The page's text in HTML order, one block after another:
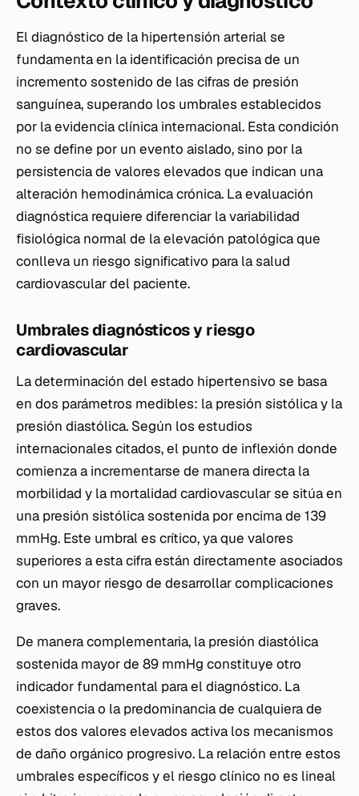
El diagnóstico de la hipertensión arterial se
fundamenta en la identificación precisa de un
incremento sostenido de las cifras de presión
sanguínea, superando los umbrales establecidos
por la evidencia clínica internacional. Esta condición
no se define por un evento aislado, sino por la
persistencia de valores elevados que indican una
alteración hemodinámica crónica. La evaluación
diagnóstica requiere diferenciar la variabilidad
fisiológica normal de la elevación patológica que
conlleva un riesgo significativo para la salud
cardiovascular del paciente.
Umbrales diagnósticos y riesgo
cardiovascular
La determinación del estado hipertensivo se basa
en dos parámetros medibles: la presión sistólica y la
presión diastólica. Según los estudios
internacionales citados, el punto de inflexión donde
comienza a incrementarse de manera directa la
morbilidad y la mortalidad cardiovascular se sitúa en
una presión sistólica sostenida por encima de 139
mmHg. Este umbral es crítico, ya que valores
superiores a esta cifra están directamente asociados
con un mayor riesgo de desarrollar complicaciones
graves.
De manera complementaria, la presión diastólica
sostenida mayor de 89 mmHg constituye otro
indicador fundamental para el diagnóstico. La
coexistencia o la predominancia de cualquiera de
estos dos valores elevados activa los mecanismos
de daño orgánico progresivo. La relación entre estos
umbrales específicos y el riesgo clínico no es lineal